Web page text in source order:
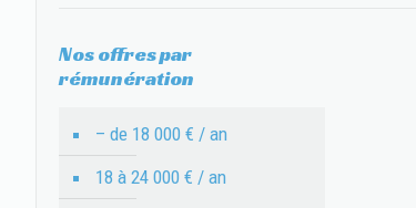
Nos offres par
rémunération
– de 18 000 € / an
18 à 24 000 € / an